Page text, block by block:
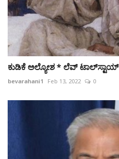
ಕುಡಿಕೆ ಅಲ್ಯೋಶ * ಲೆವ್ ಟಾಲ್‌ಸ್ಟಾಯ್
bevarahani1 Feb 13, 2022 0